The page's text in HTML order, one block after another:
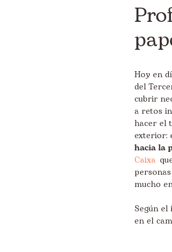
Hoy en
del
cubrir
a retos
hacer el
exterior:
hacia la
Caixa
mucho
Según
en el